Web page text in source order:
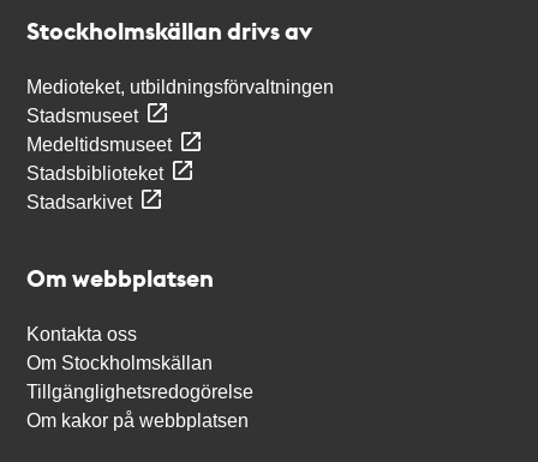
Stockholmskällan drivs av
Medioteket, utbildningsförvaltningen
Stadsmuseet
Medeltidsmuseet
Stadsbiblioteket
Stadsarkivet
Om webbplatsen
Kontakta oss
Om Stockholmskällan
Tillgänglighetsredogörelse
Om kakor på webbplatsen